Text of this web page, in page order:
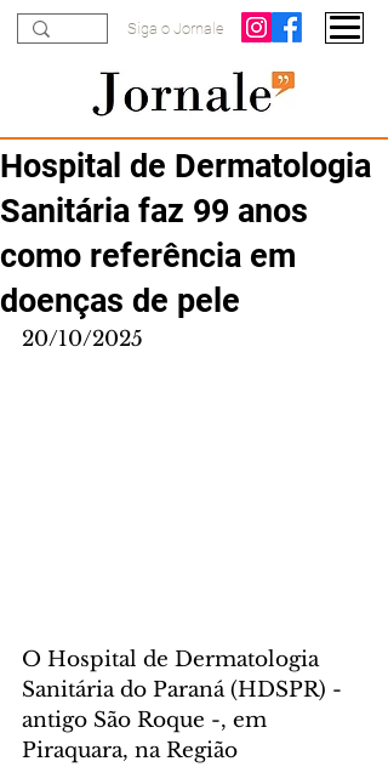
Siga o Jornale
Hospital de Dermatologia
Sanitária faz 99 anos
como referência em
doenças de pele
20/10/2025
O Hospital de Dermatologia
Sanitária do Paraná (HDSPR) -
antigo São Roque -, em
Piraquara, na Região